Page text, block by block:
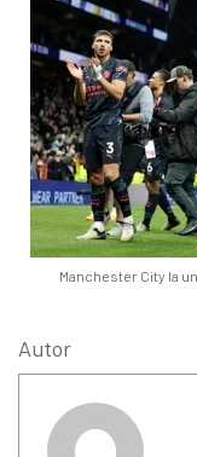
Manchester City la
Autor